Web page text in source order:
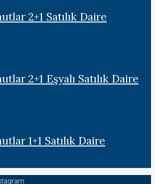
2+1 Satılık Daire
2+1 Eşyalı Satılık Daire
1+1 Satılık Daire